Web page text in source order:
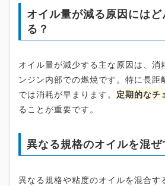
オイル量が減る原因には
る？
オイル量が減少する主な原因は、消
ンジン内部での燃焼です。特に長距
では消耗が早まります。 定期的なチ
ることが重要です。
異なる規格のオイルを混ぜ
異なる規格や粘度のオイルを混合す